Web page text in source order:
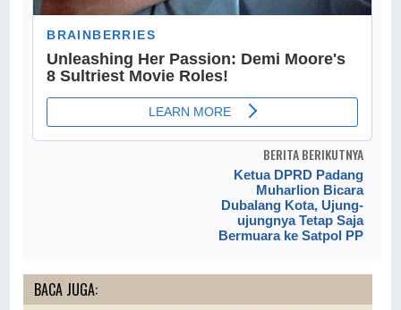
BERITA BERIKUTNYA
Ketua DPRD Padang
Muharlion Bicara
Dubalang Kota, Ujung-
ujungnya Tetap Saja
Bermuara ke Satpol PP
BACA JUGA: